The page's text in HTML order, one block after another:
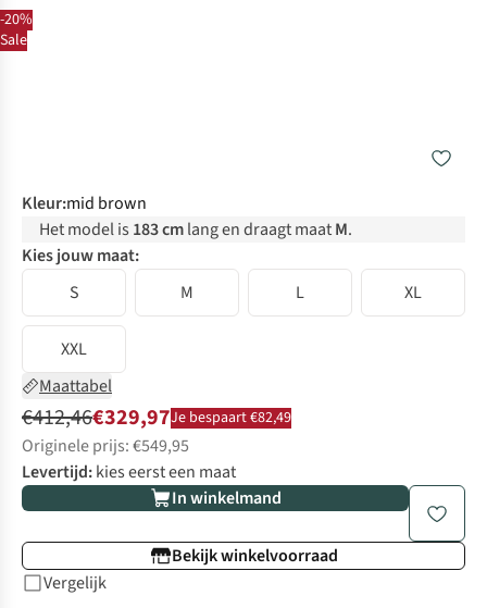
-20%
Sale
Kleur:mid brown
Het model is 183 cmlang en draagt maatM.
Kies jouw maat:
S
M L XL
XXL
Maattabel
€412,46€329,97Je bespaart €82,49
Originele prijs: €549,95
Levertijd:kies eerst een maat
In winkelmand
Bekijk winkelvoorraad
Vergelijk